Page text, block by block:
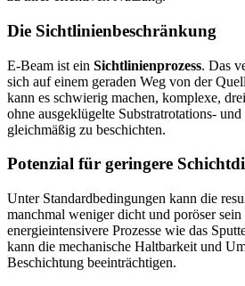
Die Sichtlinienbeschränkung
E-Beam ist ein Sichtlinienprozess. Das
sich auf einem geraden Weg von der
kann es schwierig machen, komplexe,
ohne ausgeklügelte Substratrotations-
gleichmäßig zu beschichten.
Potenzial für geringere
Unter Standardbedingungen kann die
manchmal weniger dicht und poröser
energieintensivere Prozesse wie das
kann die mechanische Haltbarkeit und
Beschichtung beeinträchtigen.